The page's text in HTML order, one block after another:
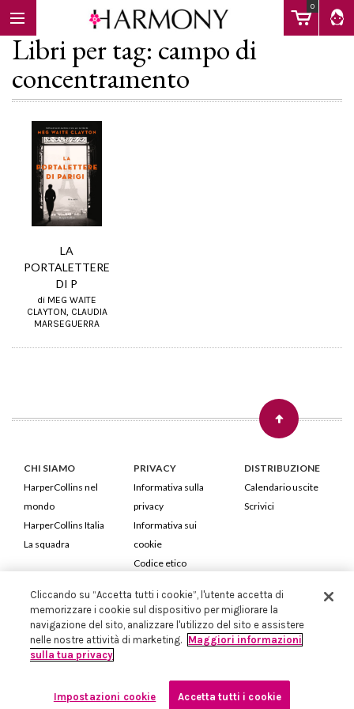
0
EBOOK
Calendario
FAQ
Libri per tag: campo di
concentramento
LA
PORTALETTERE
DI P
di MEG WAITE
CLAYTON, CLAUDIA
MARSEGUERRA
CHI SIAMO
HarperCollins nel
mondo
HarperCollins Italia
La squadra
PRIVACY
Informativa sulla
privacy
Informativa sui
cookie
Codice etico
DISTRIBUZIONE
Calendario uscite
Scrivici
HarperCollins Italia S.p.A. Viale Monte Nero, 84 - 20135 Milano
Cod. Fiscale e P.IVA 05946780151 - Capitale Sociale 258.250 €
Iscritta in Milano al Registro delle imprese nr.198004 e REA nr.1051898
Cliccando su “Accetta tutti i cookie”, l'utente accetta di
memorizzare i cookie sul dispositivo per migliorare la
navigazione del sito, analizzare l'utilizzo del sito e assistere
nelle nostre attività di marketing. Maggiori informazioni
sulla tua privacy
Impostazioni cookie Accetta tutti i cookie